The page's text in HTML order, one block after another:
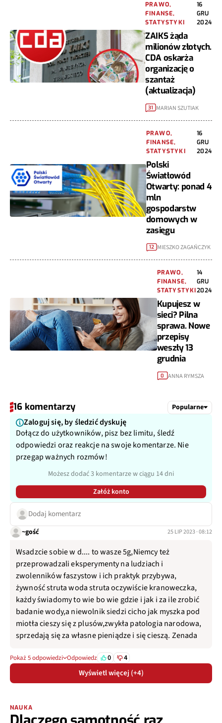
PRAWO,
FINANSE,
STATYSTYKI
16
GRU
2024
ZAIKS żąda
milionów złotych.
CDA oskarża
organizację o
szantaż
(aktualizacja)
31 MARIAN SZUTIAK
PRAWO,
FINANSE,
STATYSTYKI
16
GRU
2024
Polski
Światłowód
Otwarty: ponad 4
mln
gospodarstw
domowych w
zasięgu
12 MIESZKO ZAGAŃCZYK
PRAWO,
FINANSE,
STATYSTYKI
14
GRU
2024
Kupujesz w
sieci? Pilna
sprawa. Nowe
przepisy
weszły 13
grudnia
0 ANNA RYMSZA
16 komentarzy Popularne
Zaloguj się, by śledzić dyskuję
Dołącz do użytkowników, pisz bez limitu, śledź
odpowiedzi oraz reakcje na swoje komentarze. Nie
przegap ważnych rozmów!
Możesz dodać 3 komentarze w ciągu 14 dni
Załóż konto
Dodaj komentarz
~gość 25 LIP 2023 · 08:12
Wsadzcie sobie w d.... to wasze 5g,Niemcy też
przeprowadzali eksperymenty na ludziach i
zwolenników faszystow i ich praktyk przybywa,
żywność struta woda struta oczywiście kranoweczka,
każdy świadomy to wie bo wie gdzie i jak i za ile zrobić
badanie wody,a niewolnik siedzi cicho jak myszka pod
miotła cieszy się z plusów,zwykła patologia narodowa,
sprzedają się za własne pieniądze i się cieszą. Zenada
Pokaż 5 odpowiedzi Odpowiedz 0 4
Wyświetl więcej (+4)
NAUKA